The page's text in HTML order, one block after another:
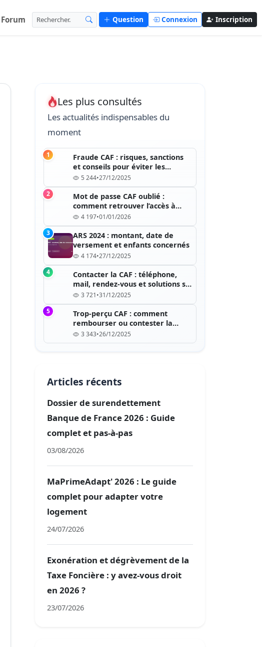
Forum Question Connexion Inscription
Les plus consultés
Les actualités indispensables du
moment
1
Fraude CAF : risques, sanctions
et conseils pour éviter les
erreurs
5 244•27/12/2025
2
Mot de passe CAF oublié :
comment retrouver l’accès à
votre compte
4 197•01/01/2026
3
ARS 2024 : montant, date de
versement et enfants concernés
4 174•27/12/2025
4
Contacter la CAF : téléphone,
mail, rendez-vous et solutions si
c’est saturé
3 721•31/12/2025
5
Trop-perçu CAF : comment
rembourser ou contester la
dette ?
3 343•26/12/2025
Articles récents
Dossier de surendettement
Banque de France 2026 : Guide
complet et pas-à-pas
03/08/2026
MaPrimeAdapt' 2026 : Le guide
complet pour adapter votre
logement
24/07/2026
Exonération et dégrèvement de la
Taxe Foncière : y avez-vous droit
en 2026 ?
23/07/2026